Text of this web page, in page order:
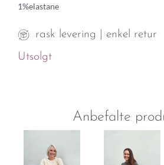
1%elastane
rask levering | enkel retur
Utsolgt
Anbefalte